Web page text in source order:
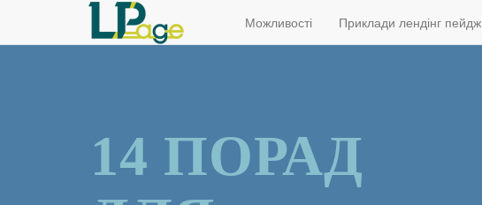
Можливості Приклади лендінг пейдж
14 ПОРАД